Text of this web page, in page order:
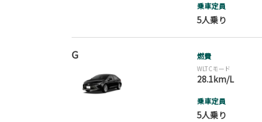
乗車定員
5人乗り
G 燃費
WLTCモード
28.1km/L
乗車定員
5人乗り